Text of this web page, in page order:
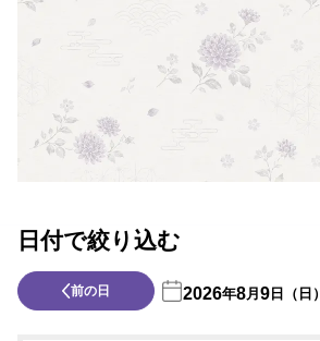
日付で絞り込む
前の日 2026年8月9日（日）